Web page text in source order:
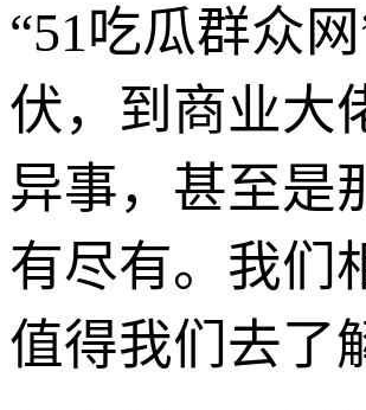
“51吃瓜群众
伏，到商业大
异事，甚至是
有尽有。我们
值得我们去了